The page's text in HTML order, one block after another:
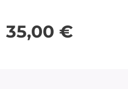
35,00 €